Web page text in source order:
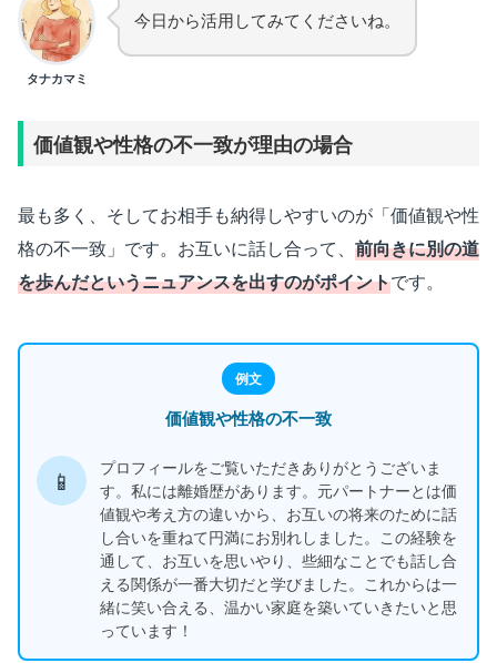
タナカマミ
今日から活用してみてくださいね。
価値観や性格の不一致が理由の場合
最も多く、そしてお相手も納得しやすいのが「価値観や性
格の不一致」です。お互いに話し合って、 前向きに別の道
を歩んだというニュアンスを出すのがポイントです。
例文
価値観や性格の不一致
📱
プロフィールをご覧いただきありがとうございま
す。私には離婚歴があります。元パートナーとは価
値観や考え方の違いから、お互いの将来のために話
し合いを重ねて円満にお別れしました。この経験を
通して、お互いを思いやり、些細なことでも話し合
える関係が一番大切だと学びました。これからは一
緒に笑い合える、温かい家庭を築いていきたいと思
っています！